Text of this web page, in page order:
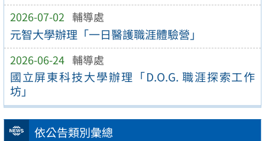
2026-07-02 輔導處
元智大學辦理「一日醫護職涯體驗營」
2026-06-24 輔導處
國立屏東科技大學辦理「D.O.G. 職涯探索工作
坊」
依公告類別彙總